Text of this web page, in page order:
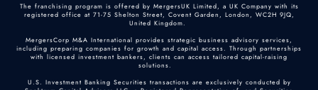
The franchising program is offered by MergersUK Limited, a UK Company with its
registered office at 71-75 Shelton Street, Covent Garden, London, WC2H 9JQ,
United Kingdom.
MergersCorp M&A International provides strategic business advisory services,
including preparing companies for growth and capital access. Through partnerships
with licensed investment bankers, clients can access tailored capital-raising
solutions.
U.S. Investment Banking Securities transactions are exclusively conducted by